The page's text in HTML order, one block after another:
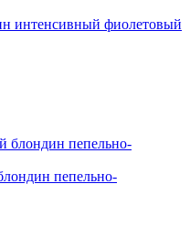
интенсивный фиолетовый
пепельно-